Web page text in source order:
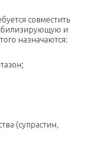
совместить
и
назначаются:
(супрастин,